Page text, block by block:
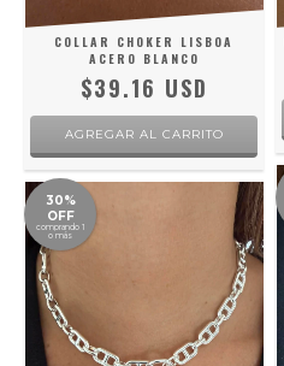
COLLAR CHOKER LISBOA
ACERO BLANCO
$39.16 USD
30%
OFF
comprando 1
o más